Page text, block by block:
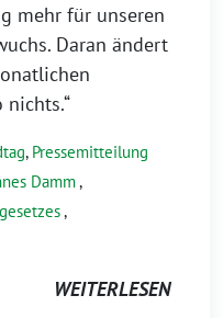
mehr für unseren
Daran ändert
, Pressemitteilung
Damm,
,
WEITERLESEN